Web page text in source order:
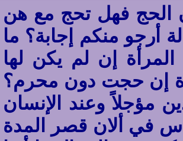
الحج فهل تحج مع هن
أرجو منكم إجابة؟ ما
إن لم يكن لها
إن حجت دون محرم؟
مؤجلاً وعند الإنسان
في ألان قصر المدة